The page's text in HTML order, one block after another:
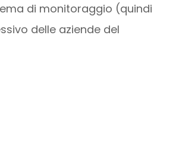
di monitoraggio (quindi
delle aziende del